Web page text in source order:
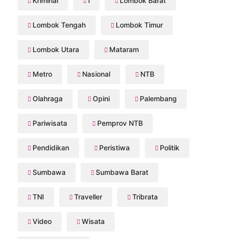
Lombok Tengah Lombok Timur
Lombok Utara Mataram
Metro Nasional NTB
Olahraga Opini Palembang
Pariwisata Pemprov NTB
Pendidikan Peristiwa Politik
Sumbawa Sumbawa Barat
TNI Traveller Tribrata
Video Wisata